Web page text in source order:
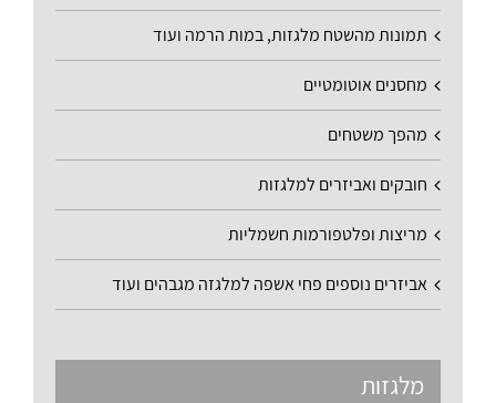
תמונות מהשטח מלגזות, במות הרמה ועוד
מחסנים אוטומטיים
מהפך משטחים
חובקים ואביזרים למלגזות
מריצות ופלטפורמות חשמליות
אביזרים נוספים פחי אשפה למלגזה מגבהים ועוד
מלגזות